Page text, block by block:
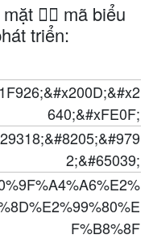
🤦‍♀️ mã biểu
triển:
640;&#xFE0F;
2;&#65039;
F%B8%8F